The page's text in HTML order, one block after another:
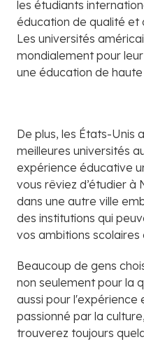
les étudiants
éducation de qualité et
Les universités
mondialement pour
une éducation de
De plus, les États-Unis
meilleures universités
expérience éducative
vous rêviez d’étudier à
dans une autre ville
des institutions qui
vos ambitions scolaires
Beaucoup de gens
non seulement pour la
aussi pour l'expérience
passionné par la
trouverez toujours